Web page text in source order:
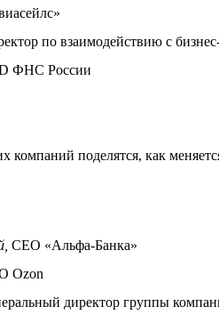
по взаимодействию с
ФНС России
поделятся, как
СЕО «Альфа-Банка»
Ozon
директор группы